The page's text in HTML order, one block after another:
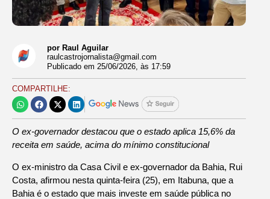
por Raul Aguilar
raulcastrojornalista@gmail.com
Publicado em 25/06/2026, às 17:59
COMPARTILHE:
O ex-governador destacou que o estado aplica 15,6% da
receita em saúde, acima do mínimo constitucional
O ex-ministro da Casa Civil e ex-governador da Bahia, Rui
Costa, afirmou nesta quinta-feira (25), em Itabuna, que a
Bahia é o estado que mais investe em saúde pública no